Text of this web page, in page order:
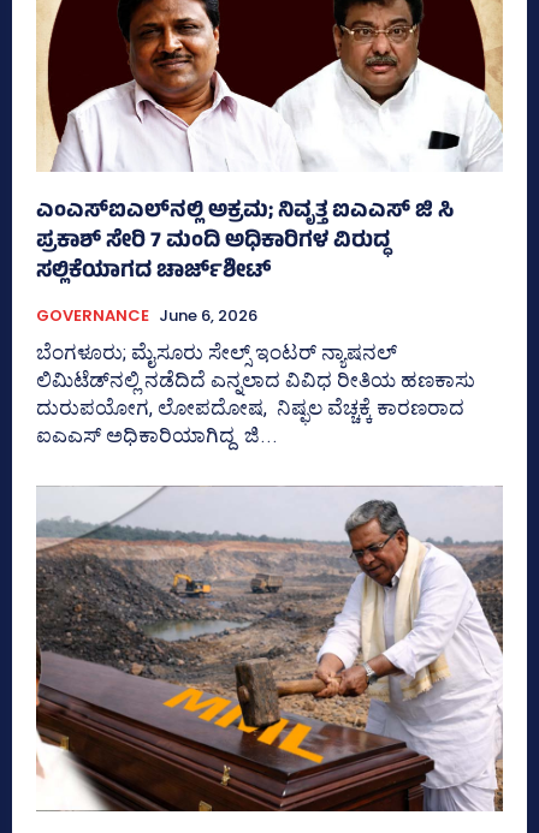
ಎಂಎಸ್‌ಐಎಲ್‌ನಲ್ಲಿ ಅಕ್ರಮ; ನಿವೃತ್ತ ಐಎಎಸ್‌ ಜಿ ಸಿ
ಪ್ರಕಾಶ್‌ ಸೇರಿ 7 ಮಂದಿ ಅಧಿಕಾರಿಗಳ ವಿರುದ್ಧ
ಸಲ್ಲಿಕೆಯಾಗದ ಚಾರ್ಜ್‌ಶೀಟ್‌
GOVERNANCE June 6, 2026
ಬೆಂಗಳೂರು; ಮೈಸೂರು ಸೇಲ್ಸ್‌ ಇಂಟರ್ ನ್ಯಾ‍ಷನಲ್‌
ಲಿಮಿಟೆಡ್‌ನಲ್ಲಿ ನಡೆದಿದೆ ಎನ್ನಲಾದ ವಿವಿಧ ರೀತಿಯ ಹಣಕಾಸು
ದುರುಪಯೋಗ, ಲೋಪದೋಷ, ನಿಷ್ಫಲ ವೆಚ್ಚಕ್ಕೆ ಕಾರಣರಾದ
ಐಎಎಸ್‌ ಅಧಿಕಾರಿಯಾಗಿದ್ದ ಜಿ...